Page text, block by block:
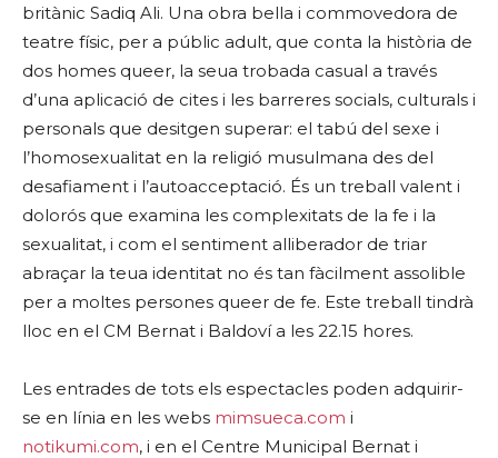
britànic Sadiq Ali. Una obra bella i commovedora de
teatre físic, per a públic adult, que conta la història de
dos homes queer, la seua trobada casual a través
d’una aplicació de cites i les barreres socials, culturals i
personals que desitgen superar: el tabú del sexe i
l’homosexualitat en la religió musulmana des del
desafiament i l’autoacceptació. És un treball valent i
dolorós que examina les complexitats de la fe i la
sexualitat, i com el sentiment alliberador de triar
abraçar la teua identitat no és tan fàcilment assolible
per a moltes persones queer de fe. Este treball tindrà
lloc en el CM Bernat i Baldoví a les 22.15 hores.
Les entrades de tots els espectacles poden adquirir-
se en línia en les webs mimsueca.com i
notikumi.com, i en el Centre Municipal Bernat i